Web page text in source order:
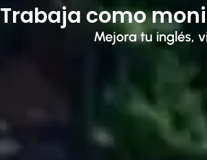
Trabaja como
Mejora tu inglés,